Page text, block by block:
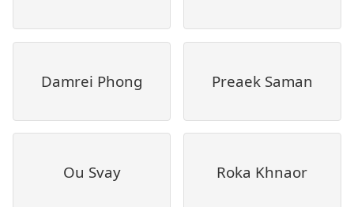
Damrei Phong Preaek Saman
Ou Svay Roka Khnaor